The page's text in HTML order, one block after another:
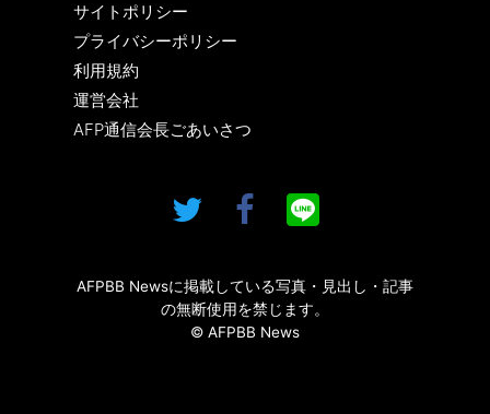
サイトポリシー
プライバシーポリシー
利用規約
運営会社
AFP通信会長ごあいさつ
AFPBB Newsに掲載している写真・見出し・記事
の無断使用を禁じます。
© AFPBB News